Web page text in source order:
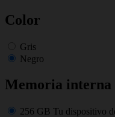
Color
Gris
Negro
Memoria interna
256 GB Tu dispositivo